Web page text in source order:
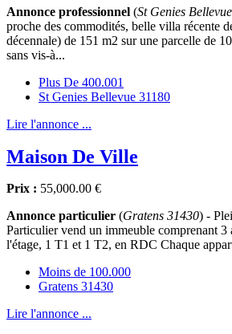
Annonce professionnel (St Genies
proche des commodités, belle villa récente
décennale) de 151 m2 sur une parcelle de
sans vis-à...
Plus De 400.001
St Genies Bellevue 31180
Lire l'annonce ...
Maison De Ville
Prix : 55,000.00 €
Annonce particulier (Gratens 31430) -
Particulier vend un immeuble comprenant 3
l'étage, 1 T1 et 1 T2, en RDC Chaque
Moins de 100.000
Gratens 31430
Lire l'annonce ...